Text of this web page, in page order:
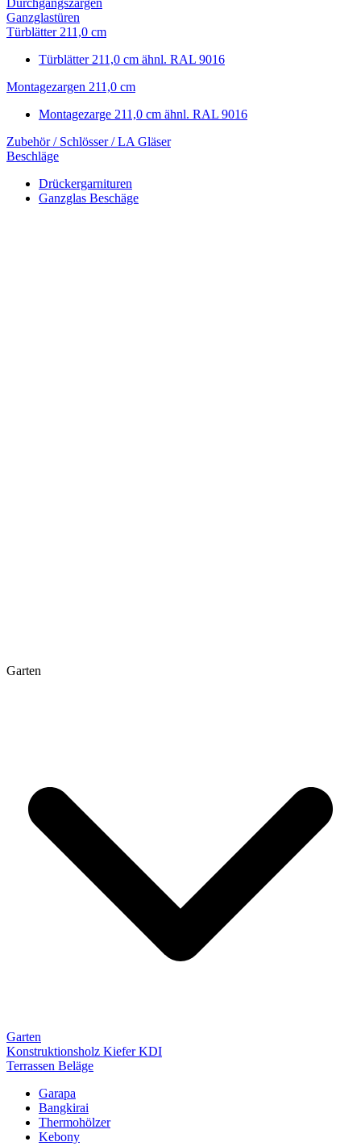
Durchgangszargen
Ganzglastüren
Türblätter 211,0 cm
Türblätter 211,0 cm ähnl. RAL 9016
Montagezargen 211,0 cm
Montagezarge 211,0 cm ähnl. RAL 9016
Zubehör / Schlösser / LA Gläser
Beschläge
Drückergarnituren
Ganzglas Beschäge
Garten
Garten
Konstruktionsholz Kiefer KDI
Terrassen Beläge
Garapa
Bangkirai
Thermohölzer
Kebony